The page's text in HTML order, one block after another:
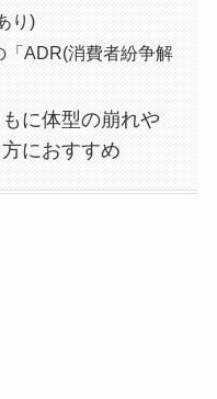
り)
「ADR(消費者紛争解
に体型の崩れや
におすすめ